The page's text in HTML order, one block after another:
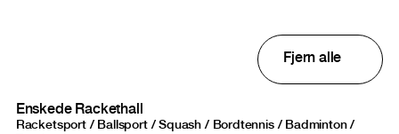
Fjern alle
Enskede Rackethall
Racketsport / Ballsport / Squash / Bordtennis / Badminton /